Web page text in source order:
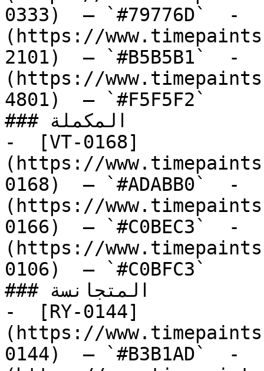
0333)  — `#79776D`  -
(https://
2101)  — `#B5B5B1`  -
(https://
4801)  — `#F5F5F2`
### المكملة
-  [VT-0168]
(https://
0168)  — `#ADABB0`  -
(https://
0166)  — `#C0BEC3`  -
(https://
0106)  — `#C0BFC3`
### المتجانسة
-  [RY-0144]
(https://
0144)  — `#B3B1AD`  -